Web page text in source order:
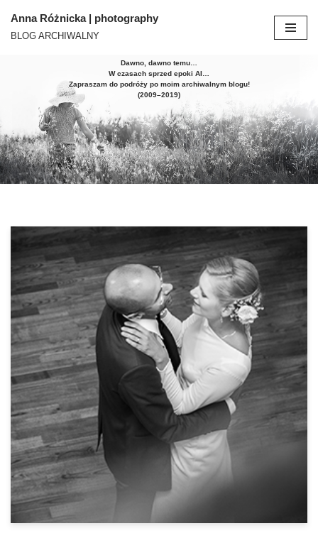
Przejdź
Anna Różnicka | photography
BLOG ARCHIWALNY
Dawno, dawno temu…
W czasach sprzed epoki AI…
Zapraszam do podróży po moim archiwalnym blogu!
(2009–2019)